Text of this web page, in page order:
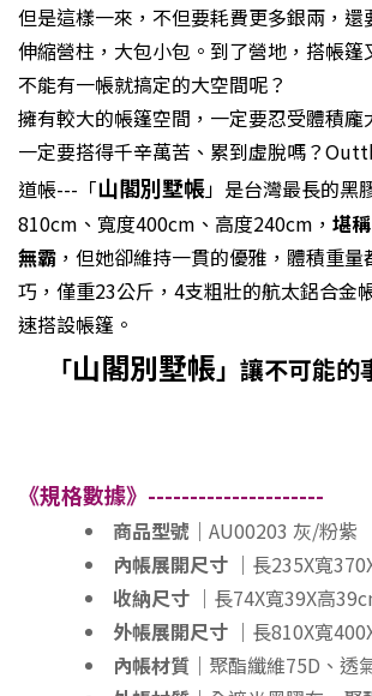
但是這樣一來，不但要耗費更多銀兩，還
伸縮營柱，大包小包。到了營地，搭帳篷
不能有一帳就搞定的大空間呢？
擁有較大的帳篷空間，一定要忍受體積龐
一定要搭得千辛萬苦、累到虛脫嗎？
道帳---「山閣別墅帳」是台灣最長的黑
810cm、寬度400cm、高度240cm， 堪
無霸 ，但她卻維持一貫的優雅，體積重
巧，僅重23公斤，4支粗壯的航太鋁合金
速搭設帳篷。
「山閣別墅帳」讓不可能的
《規格數據》---------------------
商品型號｜ AU00203 灰/粉紫
內帳展開尺寸 ｜ 長235X寬
收納尺寸 ｜ 長74X寬39X高
外帳展開尺寸 ｜ 長810X寬
內帳材質｜ 聚酯纖維75D、透